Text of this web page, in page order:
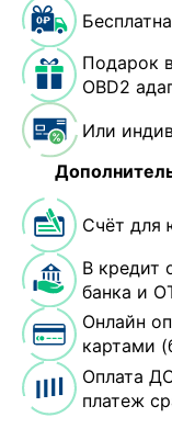
Подарок
OBD2
Или
Счёт для
В кредит
банка и
Онлайн
картами
Оплата
платеж